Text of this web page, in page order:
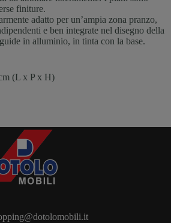
finiture.
adatto per un’ampia zona pranzo,
e ben integrate nel disegno della
in alluminio, in tinta con la base.
(L x P x H)